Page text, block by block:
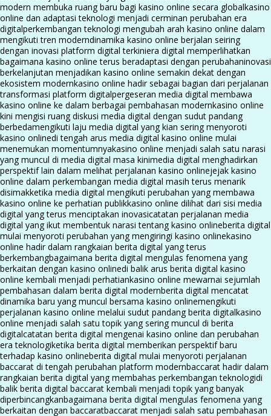
modern membuka ruang baru bagi kasino online secara globalkasino
online dan adaptasi teknologi menjadi cerminan perubahan era
digitalperkembangan teknologi mengubah arah kasino online dalam
mengikuti tren moderndinamika kasino online berjalan seiring
dengan inovasi platform digital terkiniera digital memperlihatkan
bagaimana kasino online terus beradaptasi dengan perubahaninovasi
berkelanjutan menjadikan kasino online semakin dekat dengan
ekosistem modernkasino online hadir sebagai bagian dari perjalanan
transformasi platform digitalpergeseran media digital membawa
kasino online ke dalam berbagai pembahasan modernkasino online
kini mengisi ruang diskusi media digital dengan sudut pandang
berbedamengikuti laju media digital yang kian sering menyoroti
kasino onlinedi tengah arus media digital kasino online mulai
menemukan momentumnyakasino online menjadi salah satu narasi
yang muncul di media digital masa kinimedia digital menghadirkan
perspektif lain dalam melihat perjalanan kasino onlinejejak kasino
online dalam perkembangan media digital masih terus menarik
disimakketika media digital mengikuti perubahan yang membawa
kasino online ke perhatian publikkasino online dilihat dari sisi media
digital yang terus menciptakan inovasicatatan perjalanan media
digital yang ikut membentuk narasi tentang kasino onlineberita digital
mulai menyoroti perubahan yang mengiringi kasino onlinekasino
online hadir dalam rangkaian berita digital yang terus
berkembangbagaimana berita digital mengulas fenomena yang
berkaitan dengan kasino onlinedi balik arus berita digital kasino
online kembali menjadi perhatiankasino online mewarnai sejumlah
pembahasan dalam berita digital modernberita digital mencatat
dinamika baru yang muncul bersama kasino onlinemengikuti
perjalanan kasino online melalui sudut pandang berita digitalkasino
online menjadi salah satu topik yang sering muncul di berita
digitalcatatan berita digital mengenai kasino online dan perubahan
era teknologiketika berita digital memberikan perspektif baru
terhadap kasino onlineberita digital mulai menyoroti perjalanan
baccarat di tengah perubahan platform modernbaccarat hadir dalam
rangkaian berita digital yang membahas perkembangan teknologidi
balik berita digital baccarat kembali menjadi topik yang banyak
diperbincangkanbagaimana berita digital mengulas fenomena yang
berkaitan dengan baccaratbaccarat menjadi salah satu pembahasan